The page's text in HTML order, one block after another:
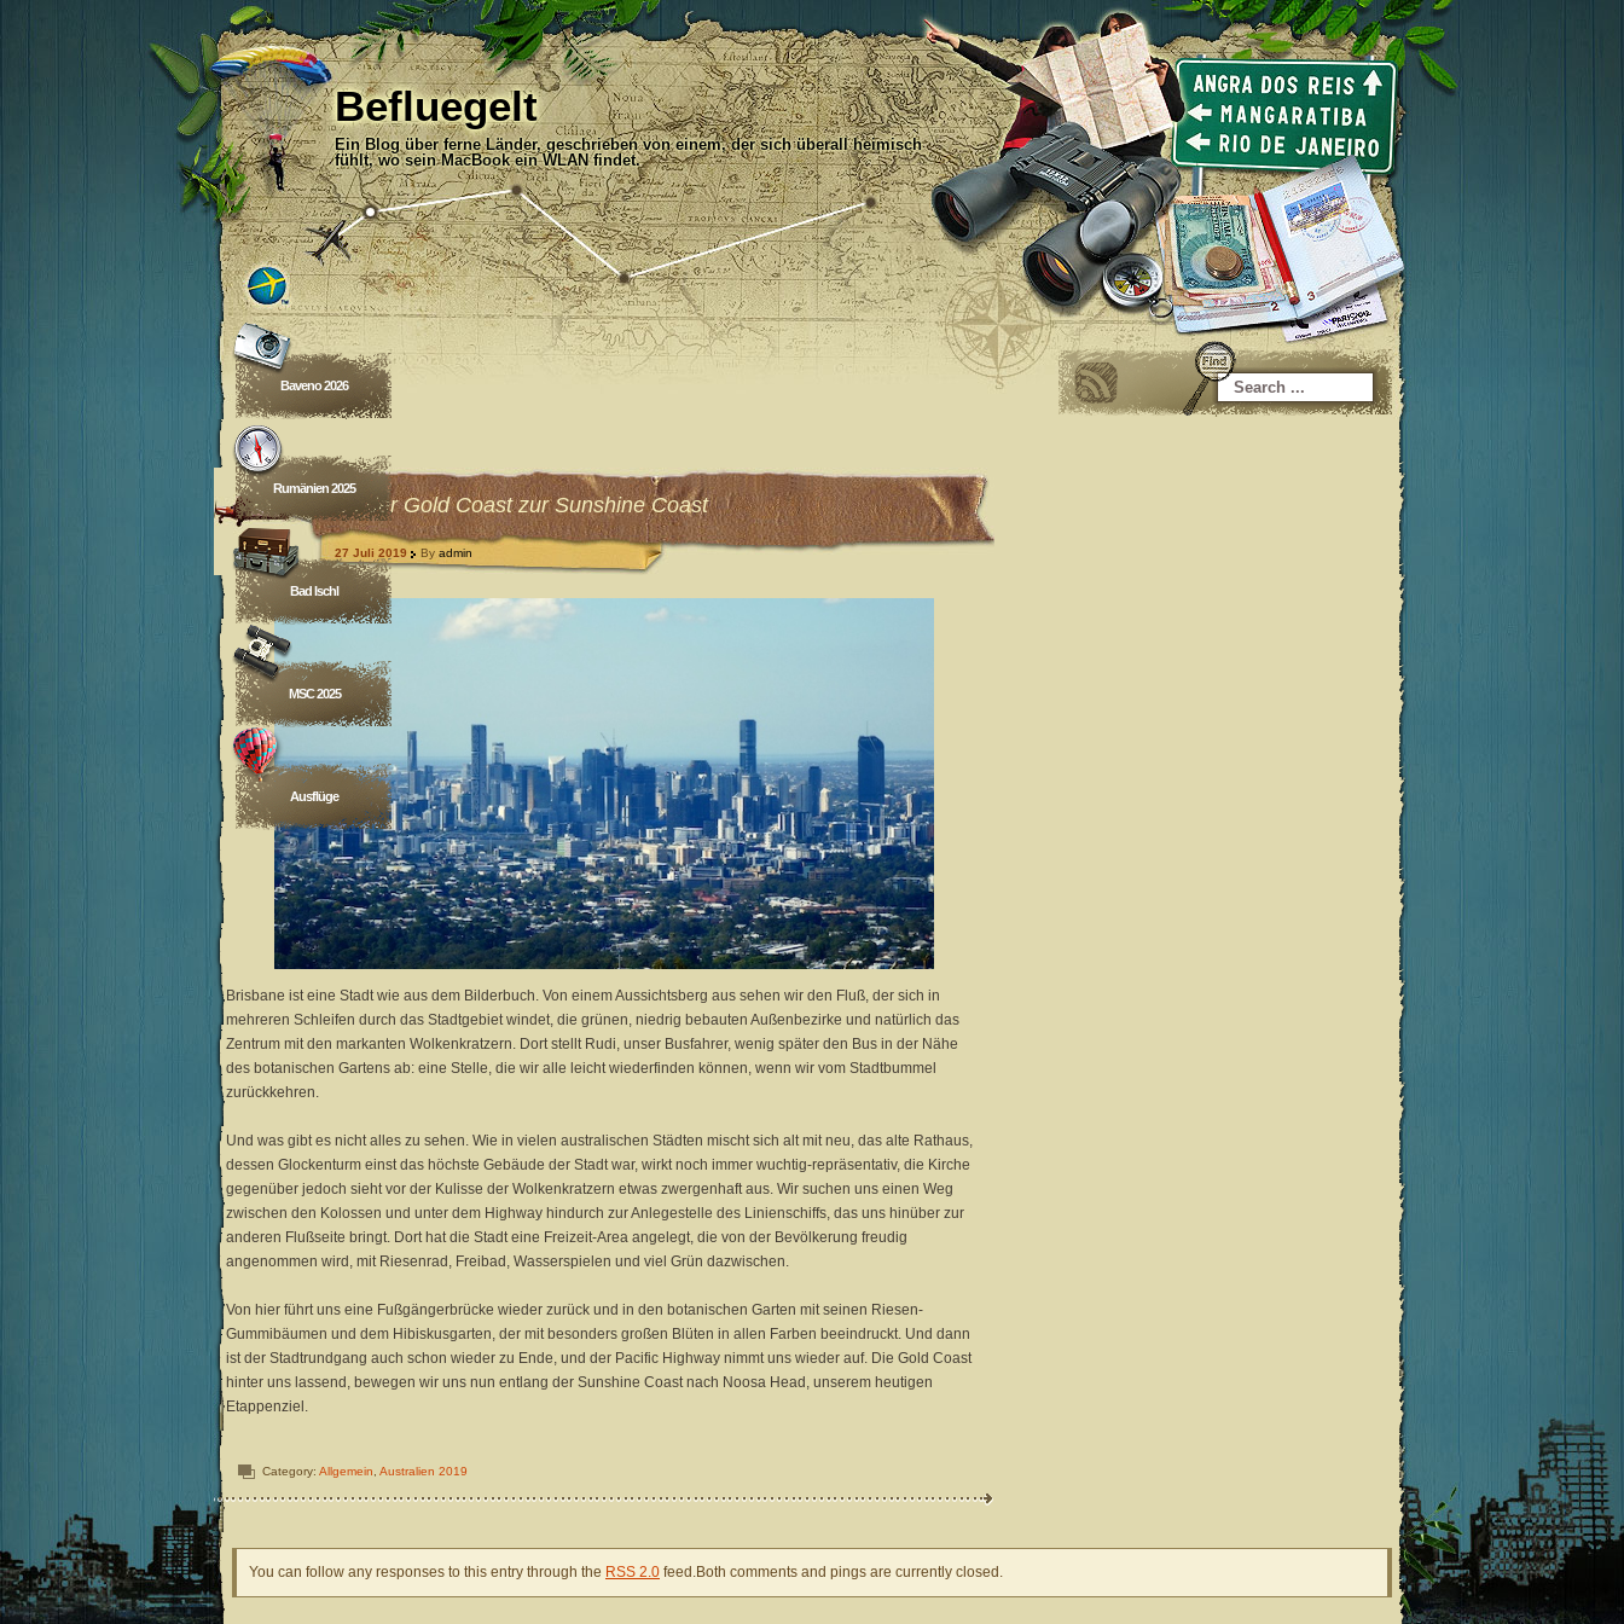
Befluegelt
Ein Blog über ferne Länder, geschrieben von einem, der sich überall heimisch
fühlt, wo sein MacBook ein WLAN findet.
Baveno 2026
Rumänien 2025
Bad Ischl
MSC 2025
Ausflüge
Von der Gold Coast zur Sunshine Coast
27 Juli 2019 By admin
Brisbane ist eine Stadt wie aus dem Bilderbuch. Von einem Aussichtsberg aus sehen wir den Fluß, der sich in
mehreren Schleifen durch das Stadtgebiet windet, die grünen, niedrig bebauten Außenbezirke und natürlich das
Zentrum mit den markanten Wolkenkratzern. Dort stellt Rudi, unser Busfahrer, wenig später den Bus in der Nähe
des botanischen Gartens ab: eine Stelle, die wir alle leicht wiederfinden können, wenn wir vom Stadtbummel
zurückkehren.
Und was gibt es nicht alles zu sehen. Wie in vielen australischen Städten mischt sich alt mit neu, das alte Rathaus,
dessen Glockenturm einst das höchste Gebäude der Stadt war, wirkt noch immer wuchtig-repräsentativ, die Kirche
gegenüber jedoch sieht vor der Kulisse der Wolkenkratzern etwas zwergenhaft aus. Wir suchen uns einen Weg
zwischen den Kolossen und unter dem Highway hindurch zur Anlegestelle des Linienschiffs, das uns hinüber zur
anderen Flußseite bringt. Dort hat die Stadt eine Freizeit-Area angelegt, die von der Bevölkerung freudig
angenommen wird, mit Riesenrad, Freibad, Wasserspielen und viel Grün dazwischen.
Von hier führt uns eine Fußgängerbrücke wieder zurück und in den botanischen Garten mit seinen Riesen-
Gummibäumen und dem Hibiskusgarten, der mit besonders großen Blüten in allen Farben beeindruckt. Und dann
ist der Stadtrundgang auch schon wieder zu Ende, und der Pacific Highway nimmt uns wieder auf. Die Gold Coast
hinter uns lassend, bewegen wir uns nun entlang der Sunshine Coast nach Noosa Head, unserem heutigen
Etappenziel.
Category: Allgemein Australien 2019
You can follow any responses to this entry through the RSS 2.0 feed.Both comments and pings are currently closed.